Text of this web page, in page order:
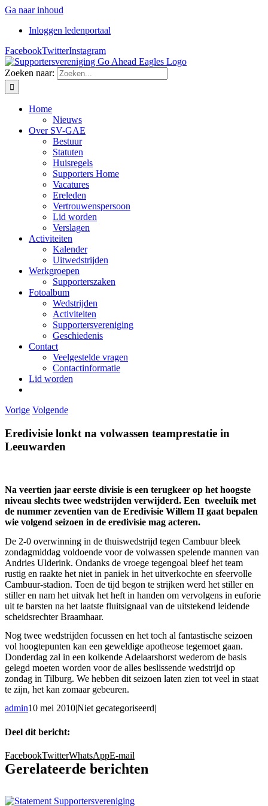
Ga naar inhoud
Inloggen ledenportaal
FacebookTwitterInstagram
Zoeken naar:
Home
Nieuws
Over SV-GAE
Bestuur
Statuten
Huisregels
Supporters Home
Vacatures
Ereleden
Vertrouwenspersoon
Lid worden
Verslagen
Activiteiten
Kalender
Uitwedstrijden
Werkgroepen
Supporterszaken
Fotoalbum
Wedstrijden
Activiteiten
Supportersvereniging
Geschiedenis
Contact
Veelgestelde vragen
Contactinformatie
Lid worden
Vorige Volgende
Eredivisie lonkt na volwassen teamprestatie in
Leeuwarden
Na veertien jaar eerste divisie is een terugkeer op het hoogste
niveau slechts twee wedstrijden verwijderd. Een tweeluik met
de nummer zeventien van de Eredivisie Willem II gaat bepalen
wie volgend seizoen in de eredivisie mag acteren.
De 2-0 overwinning in de thuiswedstrijd tegen Cambuur bleek
zondagmiddag voldoende voor de volwassen spelende mannen van
Andries Ulderink. Ondanks de vroege tegengoal bleef het team
rustig en raakte het niet in paniek in het uitverkochte en sfeervolle
Cambuur-stadion. Toen de tijd begon te strijken werd het stiller en
stiller en nam het uitvak het heft in handen om vervolgens in euforie
uit te barsten na het laatste fluitsignaal van de uitstekend leidende
scheidsrechter Braamhaar.
Nog twee wedstrijden focussen en het toch al fantastische seizoen
vol hoogtepunten kan een geweldige apotheose tegemoet gaan.
Donderdag zal in een kolkende Adelaarshorst wederom de basis
gelegd moeten worden voor de alles beslissende wedstrijd op
zondag in Tilburg. We hebben dit seizoen laten zien tot veel in staat
te zijn, het kan zomaar gebeuren.
admin10 mei 2010|Niet gecategoriseerd|
Deel dit bericht:
FacebookTwitterWhatsAppE-mail
Gerelateerde berichten